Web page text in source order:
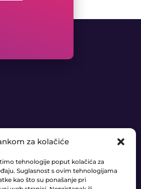
za kolačiće
tehnologije poput kolačića za
Suglasnost s ovim tehnologijama
kao što su ponašanje pri